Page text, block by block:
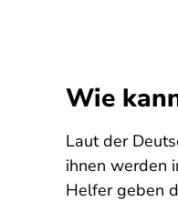
Wie
Laut der
ihnen werden
Helfer geben